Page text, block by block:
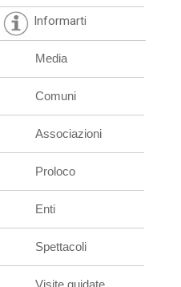
Informarti
Media
Comuni
Associazioni
Proloco
Enti
Spettacoli
Visite guidate